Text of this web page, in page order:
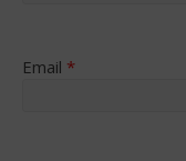
Email *